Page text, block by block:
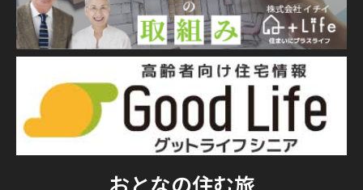
おとなの住む旅